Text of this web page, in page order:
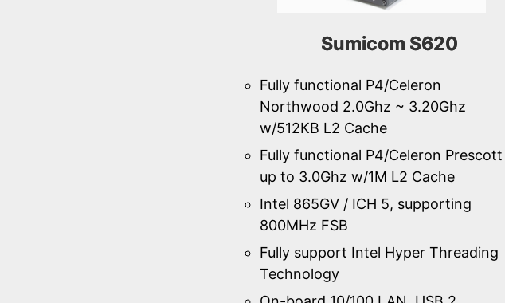
Sumicom S620
Fully functional P4/Celeron
Northwood 2.0Ghz ~ 3.20Ghz
w/512KB L2 Cache
Fully functional P4/Celeron Prescott
up to 3.0Ghz w/1M L2 Cache
Intel 865GV / ICH 5, supporting
800MHz FSB
Fully support Intel Hyper Threading
Technology